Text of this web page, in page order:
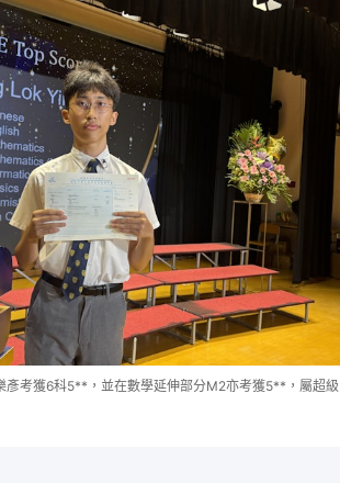
彥考獲6科5**，並在數學延伸部分M2亦考獲5**，屬超級